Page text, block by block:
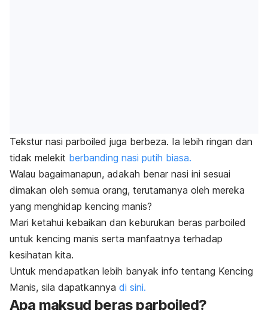
Tekstur nasi parboiled juga berbeza. Ia lebih ringan dan
tidak melekit berbanding nasi putih biasa.
Walau bagaimanapun, adakah benar nasi ini sesuai
dimakan oleh semua orang, terutamanya oleh mereka
yang menghidap kencing manis?
Mari ketahui kebaikan dan keburukan beras parboiled
untuk kencing manis serta manfaatnya terhadap
kesihatan kita.
Untuk mendapatkan lebih banyak info tentang Kencing
Manis, sila dapatkannya di sini.
Apa maksud beras parboiled?